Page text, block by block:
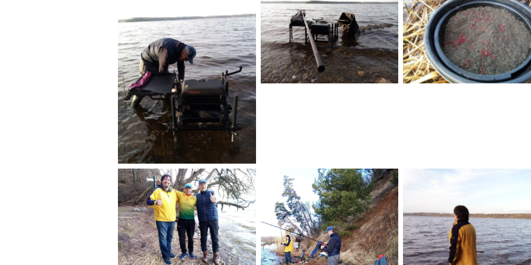
No Caption
No Caption No Caption
No Caption
No Caption No Caption